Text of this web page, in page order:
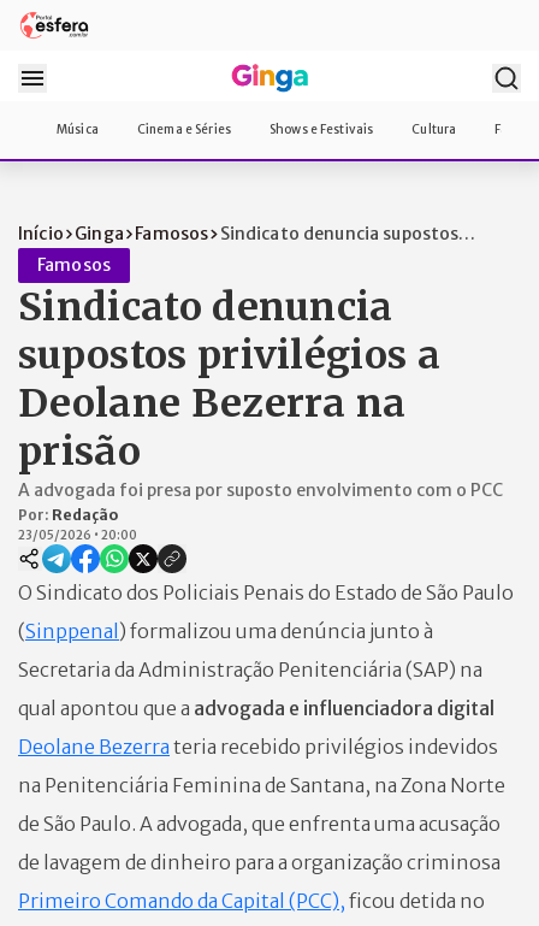
Música Cinema e Séries Shows e Festivais Cultura
Início Ginga Famosos
Sindicato denuncia supostos
Famosos
Sindicato denuncia
supostos privilégios a
Deolane Bezerra na
prisão
A advogada foi presa por suposto envolvimento com o PCC
Por: Redação
23/05/2026 • 20:00
O Sindicato dos Policiais Penais do Estado de São Paulo
(Sinppenal ) formalizou uma denúncia junto à
Secretaria da Administração Penitenciária (SAP) na
qual apontou que a advogada e influenciadora digital
Deolane Bezerra teria recebido privilégios indevidos
na Penitenciária Feminina de Santana, na Zona Norte
de São Paulo. A advogada, que enfrenta uma acusação
de lavagem de dinheiro para a organização criminosa
Primeiro Comando da Capital (PCC), ficou detida no